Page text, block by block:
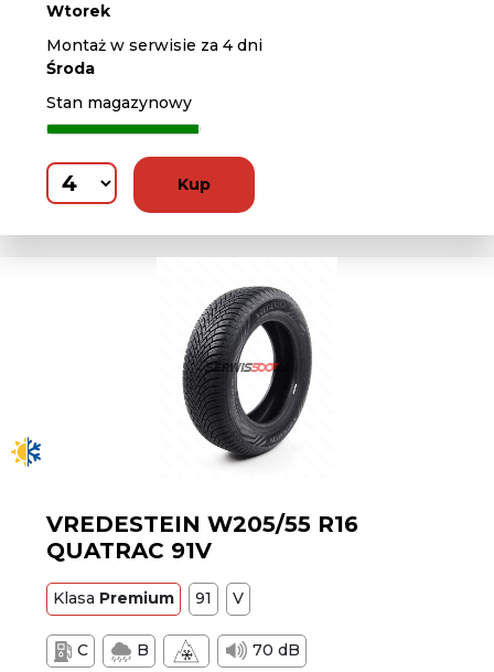
Wtorek
Montaż w serwisie za 4 dni
Środa
Stan magazynowy
Kup
VREDESTEIN W205/55 R16
QUATRAC 91V
Klasa Premium 91 V
C B 70 dB